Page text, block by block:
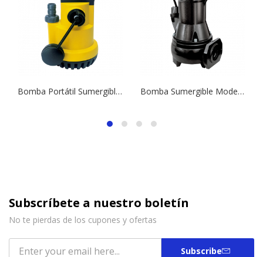
Bomba Portátil Sumergible (Aguas Residuales) Modelo Vigila 200 | 0,33 HP | Drenaje Bomba Sumergible Modelo Drainex 202 MA | 1,5 HP | Drenaje
Subscríbete a nuestro boletín
No te pierdas de los cupones y ofertas
Subscribe